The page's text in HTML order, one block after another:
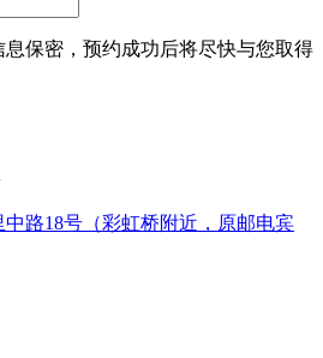
保密，预约成功后将尽快与您取得
路18号（彩虹桥附近，原邮电宾